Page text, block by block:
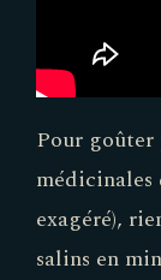
Pour goûter
médicinales
exagéré),
salins en